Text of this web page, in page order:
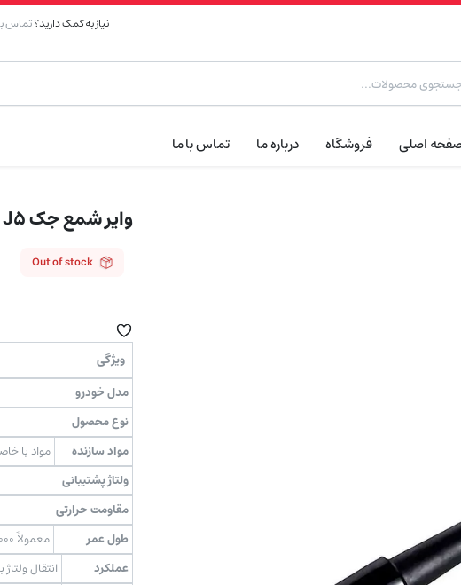
نیاز به کمک دارید؟تماس
اصلی فروشگاه درباره ما تماس با ما
وایر شمع جک J5 اتومات
Out of stock
ویژگی
مدل خودرو
نوع محصول
مواد سازنده
مواد با
ولتاژ پشتیبانی
مقاومت حرارتی
طول عمر
معمولاً ۳۰,۰۰۰ تا ۵۰,۰۰۰ کیلومتر یا طبق توصیه سازنده
عملکرد
انتقال